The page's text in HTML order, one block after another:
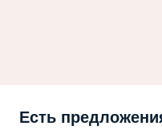
Есть